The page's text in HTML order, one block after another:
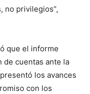
no privilegios”,
que el informe
cuentas ante la
los avances
con los